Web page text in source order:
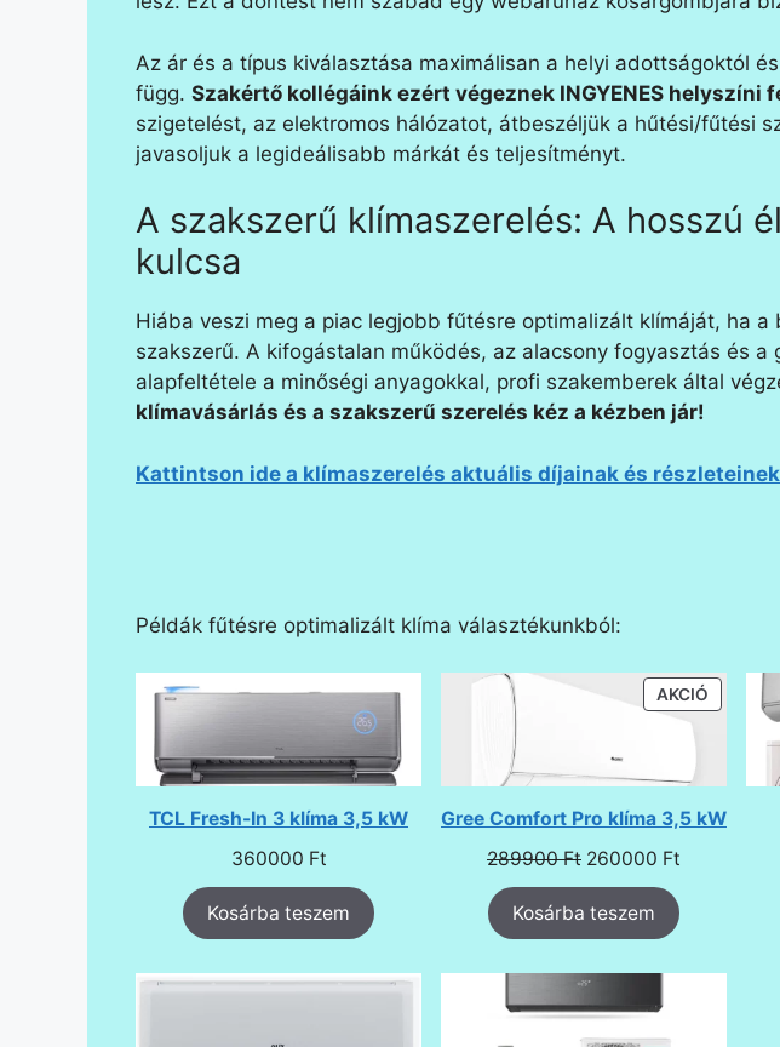
Az ár és a típus kiválasztása maximálisan a helyi adottságoktól
függ. Szakértő kollégáink ezért végeznek INGYENES helyszíni
szigetelést, az elektromos hálózatot, átbeszéljük a hűtési/fűtési
javasoljuk a legideálisabb márkát és teljesítményt.
A szakszerű klímaszerelés: A hosszú
kulcsa
Hiába veszi meg a piac legjobb fűtésre optimalizált klímáját, ha a
szakszerű. A kifogástalan működés, az alacsony fogyasztás és a
alapfeltétele a minőségi anyagokkal, profi szakemberek által
klímavásárlás és a szakszerű szerelés kéz a kézben jár!
Kattintson ide a klímaszerelés aktuális díjainak és
Példák fűtésre optimalizált klíma választékunkból:
TCL Fresh-In 3 klíma 3,5 kW
360000 Ft
Kosárba teszem
AKCIÓAKCIÓS
TERMÉK
Gree Comfort Pro klíma 3,5 kW
289900Ft Original
price
was:
289900 Ft.
260000 Ft
Kosárba teszem